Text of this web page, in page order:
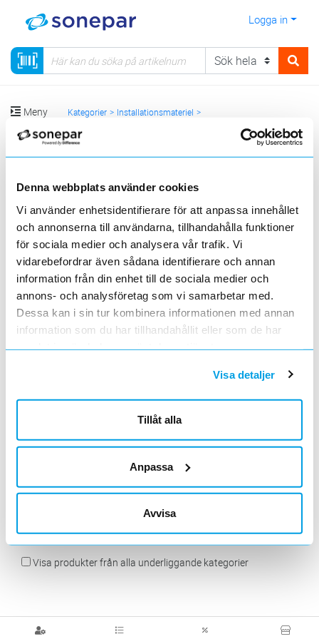
Denna webbplats använder cookies
Vi använder enhetsidentifierare för att anpassa innehållet
och annonserna till användarna, tillhandahålla funktioner
för sociala medier och analysera vår trafik. Vi
vidarebefordrar även sådana identifierare och annan
information från din enhet till de sociala medier och
annons- och analysföretag som vi samarbetar med.
Dessa kan i sin tur kombinera informationen med annan
information som du har tillhandahållit eller som de har
samlat in när du har använt deras tjänster.
Visa detaljer
Tillåt alla
Anpassa
Avvisa
Logga in
Meny Kategorier Installationsmateriel
11.2 - Kabelkanaler, Uttagsstavar Uttagsboxar, stavar
Visa produkter från alla underliggande kategorier
Golvboxar
Tillbehör
Golvboxar
Möbelboxar,
Popup
Möbelboxar,
Uttagsstavar
Tillbehör
Visa produkter från alla underliggande kategorier